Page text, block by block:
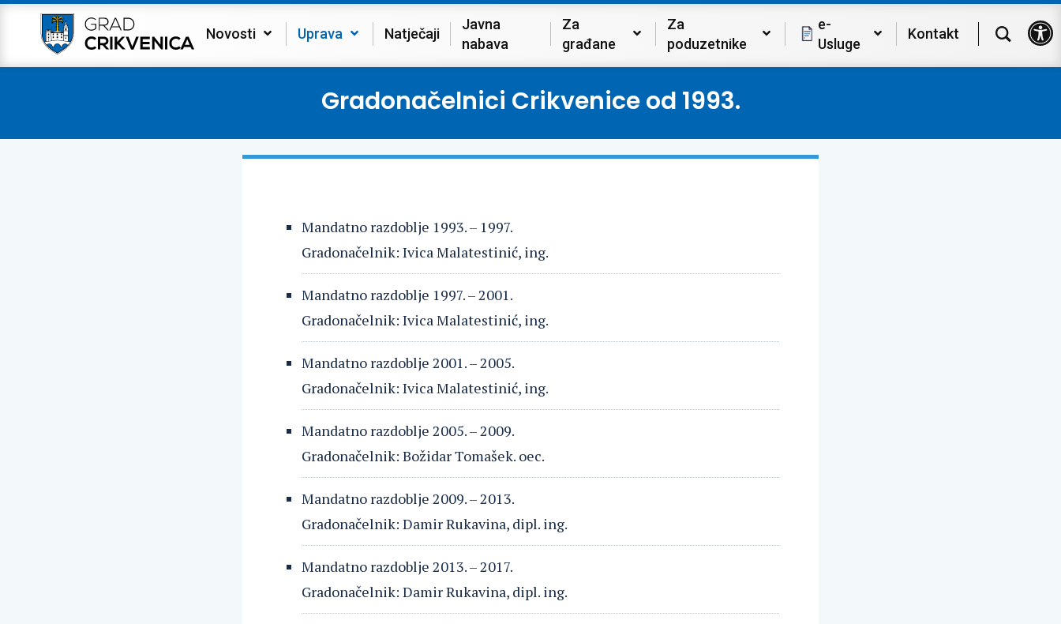
Novosti Uprava Natječaji
Javna
nabava
Za
građane
Za
poduzetnike
e-
Usluge
Kontakt
Gradonačelnici Crikvenice od 1993.
Mandatno razdoblje 1993. – 1997.
Gradonačelnik: Ivica Malatestinić, ing.
Mandatno razdoblje 1997. – 2001.
Gradonačelnik: Ivica Malatestinić, ing.
Mandatno razdoblje 2001. – 2005.
Gradonačelnik: Ivica Malatestinić, ing.
Mandatno razdoblje 2005. – 2009.
Gradonačelnik: Božidar Tomašek. oec.
Mandatno razdoblje 2009. – 2013.
Gradonačelnik: Damir Rukavina, dipl. ing.
Mandatno razdoblje 2013. – 2017.
Gradonačelnik: Damir Rukavina, dipl. ing.